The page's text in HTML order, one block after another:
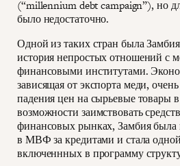
(“millennium debt campaign”), но
было недостаточно.
Одной из таких стран была
история непростых отношений с
финансовыми институтами.
зависящая от экспорта меди,
падения цен на сырьевые товары
возможности заимствовать
финансовых рынках, Замбия была
в МВФ за кредитами и стала
включеннных в программу